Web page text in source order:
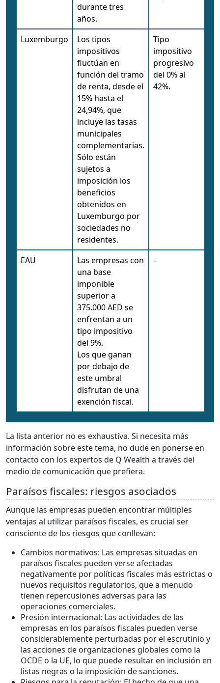
durante tres
años.
Luxemburgo
Los tipos
impositivos
fluctúan en
función del tramo
de renta, desde el
15% hasta el
24,94%, que
incluye las tasas
municipales
complementarias.
Sólo están
sujetos a
imposición los
beneficios
obtenidos en
Luxemburgo por
sociedades no
residentes.
Tipo
impositivo
progresivo
del 0% al
42%.
EAU
Las empresas con
una base
imponible
superior a
375.000 AED se
enfrentan a un
tipo impositivo
del 9%.
Los que ganan
por debajo de
este umbral
disfrutan de una
exención fiscal.
–
La lista anterior no es exhaustiva. Si necesita más
información sobre este tema, no dude en ponerse en
contacto con los expertos de Q Wealth a través del
medio de comunicación que prefiera.
Paraísos fiscales: riesgos asociados
Aunque las empresas pueden encontrar múltiples
ventajas al utilizar paraísos fiscales, es crucial ser
consciente de los riesgos que conllevan:
Cambios normativos: Las empresas situadas en
paraísos fiscales pueden verse afectadas
negativamente por políticas fiscales más estrictas o
nuevos requisitos regulatorios, que a menudo
tienen repercusiones adversas para las
operaciones comerciales.
Presión internacional: Las actividades de las
empresas en los paraísos fiscales pueden verse
considerablemente perturbadas por el escrutinio y
las acciones de organizaciones globales como la
OCDE o la UE, lo que puede resultar en inclusión en
listas negras o la imposición de sanciones.